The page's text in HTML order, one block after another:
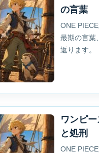
の言葉
ONE
最期の言葉
返ります。
ワンピ
と処刑
ONE